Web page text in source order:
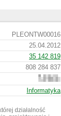
PLEONTW00016
25.04.2012
35 142 819
808 284 837
602
837
Informatyka
działalność